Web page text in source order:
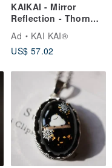
KAIKAI - Mirror
Reflection - Thorn
"Z" Titanium Steel
Necklace/Bracelet
Ad
KAI KAI®
US$ 57.02